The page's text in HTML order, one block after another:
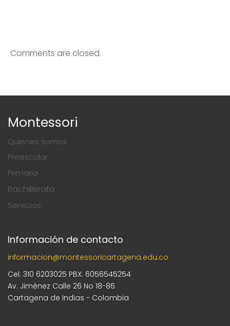
Comments are closed.
Montessori
Quienes somos
Preescolar
Primaria
Bachillerato
Servicios
Información de contacto
informacion@montessoricartagena.edu.co
Cel: 310 6203025 PBX: 6056545254
Av. Jiménez Calle 26 No 18-86
Cartagena de Indias - Colombia